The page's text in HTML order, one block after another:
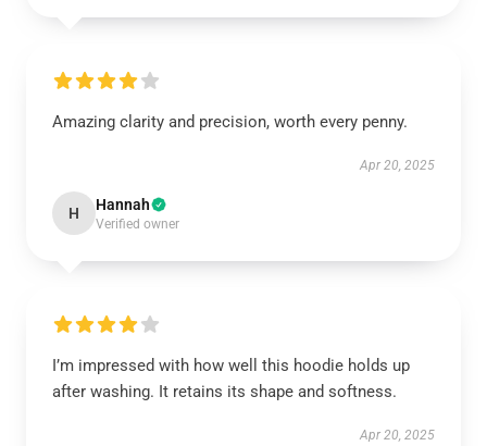
Amazing clarity and precision, worth every penny.
Apr 20, 2025
H Hannah
Verified owner
I’m impressed with how well this hoodie holds up
after washing. It retains its shape and softness.
Apr 20, 2025